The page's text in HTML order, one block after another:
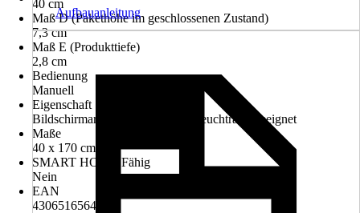
40 cm
Maß D (Pakethöhe im geschlossenen Zustand)
7,3 cm
Maß E (Produkttiefe)
2,8 cm
Bedienung
Manuell
Eigenschaft
Bildschirmarbeitsplatzgeeignet, Feuchtraumgeeignet
Maße
40 x 170 cm
SMART HOME Fähig
Nein
EAN
4306516564637
Aufbauanleitung